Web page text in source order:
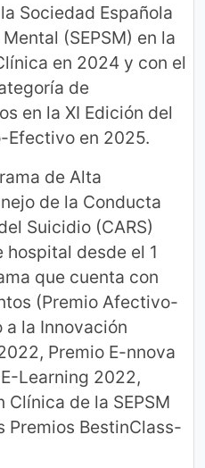
Sociedad Española
(SEPSM) en la
en 2024 y con el
de
en la XI Edición del
Efectivo en 2025.
de Alta
de la Conducta
Suicidio (CARS)
desde el 1
que cuenta con
(Premio Afectivo-
la Innovación
Premio E-nnova
Learning 2022,
Clínica de la SEPSM
Premios BestinClass-